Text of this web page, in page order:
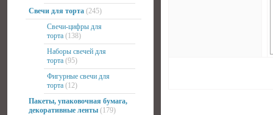
Свечи для торта (245)
Свечи-цифры для
торта (138)
Наборы свечей для
торта (95)
Фигурные свечи для
торта (12)
Пакеты, упаковочная бумага,
декоративные ленты (179)